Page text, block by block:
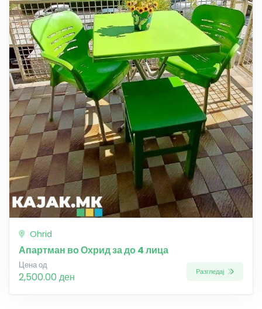
Ohrid
Апартман во Охрид за до 4 лица
Цена од
2,500.00 ден Разгледај